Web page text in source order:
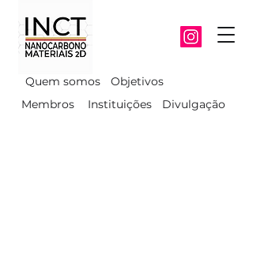
Membros
Quem somos
Instituições
Objetivos
Divulgação